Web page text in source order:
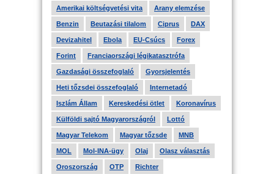
Amerikai költségvetési vita Arany elemzése
Benzin Beutazási tilalom Ciprus DAX
Devizahitel Ebola EU-Csúcs Forex
Forint Franciaországi légikatasztrófa
Gazdasági összefoglaló Gyorsjelentés
Heti tőzsdei összefoglaló Internetadó
Iszlám Állam Kereskedési ötlet Koronavírus
Külföldi sajtó Magyarországról Lottó
Magyar Telekom Magyar tőzsde MNB
MOL Mol-INA-ügy Olaj Olasz választás
Oroszország OTP Richter